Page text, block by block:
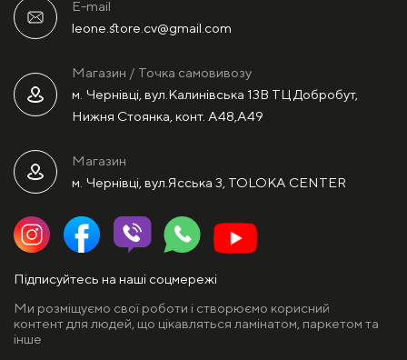
E-mail
leone.store.cv@gmail.com
Магазин / Точка самовивозу
м. Чернівці, вул.Калинівська 13В ТЦ Добробут,
Нижня Стоянка, конт. А48,А49
Магазин
м. Чернівці, вул.Ясська 3, TOLOKA CENTER
Підписуйтесь на наші соцмережі
Ми розміщуємо свої роботи і створюємо корисний
контент для людей, що цікавляться ламінатом, паркетом та
інше